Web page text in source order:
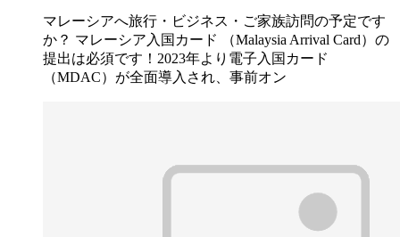
マレーシアへ旅行・ビジネス・ご家族訪問の予定です
か？ マレーシア入国カード （Malaysia Arrival Card）の
提出は必須です！2023年より電子入国カード
（MDAC）が全面導入され、事前オン